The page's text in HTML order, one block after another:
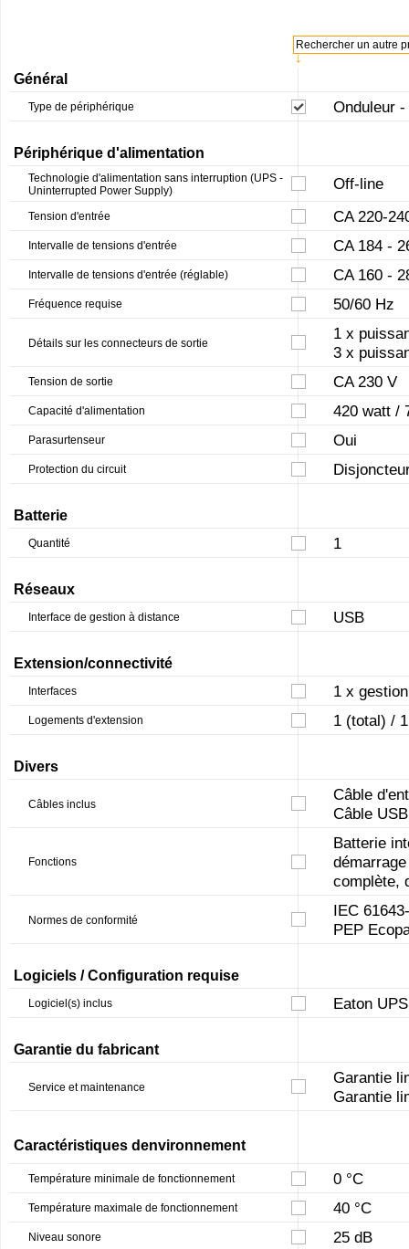
↓
Rechercher un autre
Général
Type de périphérique Onduleur
Périphérique d'alimentation
Technologie d'alimentation sans interruption (UPS -
Uninterrupted Power Supply)
Off-line
Tension d'entrée CA 220-
Intervalle de tensions d'entrée CA 184 -
Intervalle de tensions d'entrée (réglable) CA 160 -
Fréquence requise 50/60 Hz
Détails sur les connecteurs de sortie
1 x
3 x
Tension de sortie CA 230 V
Capacité d'alimentation 420 watt /
Parasurtenseur Oui
Protection du circuit
Batterie
Quantité 1
Réseaux
Interface de gestion à distance USB
Extension/connectivité
Interfaces 1 x
Logements d'extension 1 (total) /
Divers
Câbles inclus
Câble
Câble USB
Fonctions
Batterie
complète,
Normes de conformité
IEC
PEP
Logiciels / Configuration requise
Logiciel(s) inclus Eaton
Garantie du fabricant
Service et maintenance
Garantie
Garantie
Caractéristiques denvironnement
Température minimale de fonctionnement 0 °C
Température maximale de fonctionnement 40 °C
Niveau sonore 25 dB